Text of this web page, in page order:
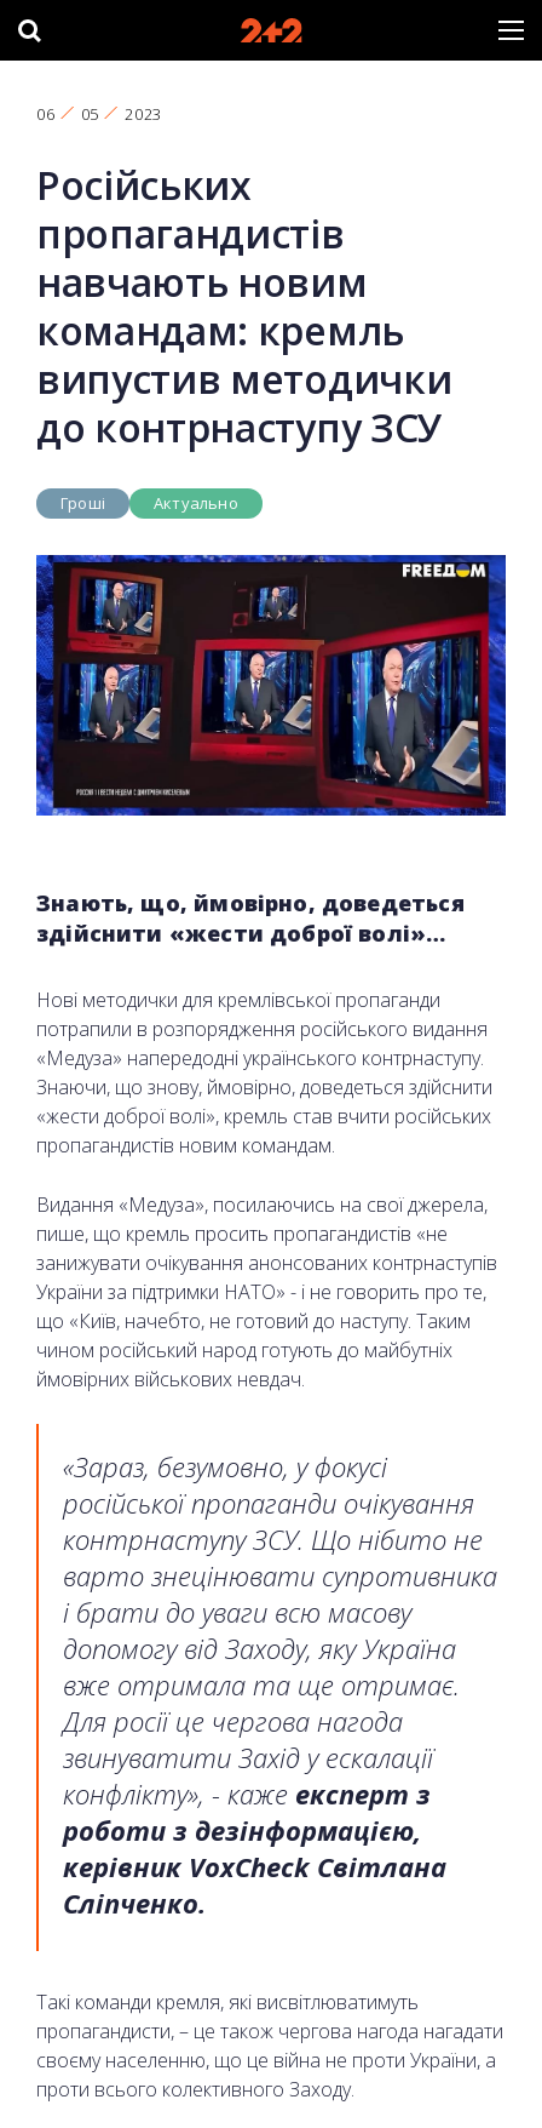
06 05 2023
Російських
пропагандистів
навчають новим
командам: кремль
випустив методички
до контрнаступу ЗСУ
Гроші Актуально
Знають, що, ймовірно, доведеться
здійснити «жести доброї волі»…
Нові методички для кремлівської пропаганди
потрапили в розпорядження російського видання
«Медуза» напередодні українського контрнаступу.
Знаючи, що знову, ймовірно, доведеться здійснити
«жести доброї волі», кремль став вчити російських
пропагандистів новим командам.
Видання «Медуза», посилаючись на свої джерела,
пише, що кремль просить пропагандистів «не
занижувати очікування анонсованих контрнаступів
України за підтримки НАТО» - і не говорить про те,
що «Київ, начебто, не готовий до наступу. Таким
чином російський народ готують до майбутніх
ймовірних військових невдач.
«Зараз, безумовно, у фокусі
російської пропаганди очікування
контрнаступу ЗСУ. Що нібито не
варто знецінювати супротивника
і брати до уваги всю масову
допомогу від Заходу, яку Україна
вже отримала та ще отримає.
Для росії це чергова нагода
звинуватити Захід у ескалації
конфлікту», - каже експерт з
роботи з дезінформацією,
керівник VoxCheck Світлана
Сліпченко.
Такі команди кремля, які висвітлюватимуть
пропагандисти, – це також чергова нагода нагадати
своєму населенню, що це війна не проти України, а
проти всього колективного Заходу.